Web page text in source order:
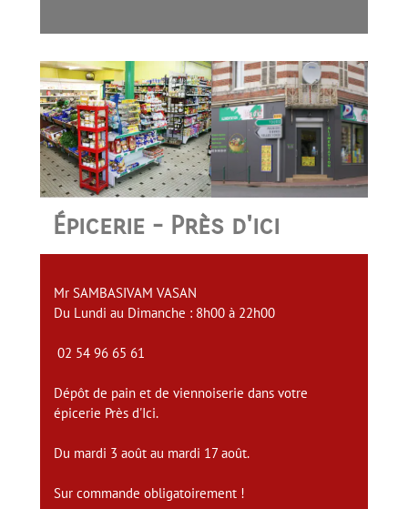
Épicerie - Près d'ici
Mr SAMBASIVAM VASAN
Du Lundi au Dimanche : 8h00 à 22h00
02 54 96 65 61
Dépôt de pain et de viennoiserie dans votre
épicerie Près d'Ici.
Du mardi 3 août au mardi 17 août.
Sur commande obligatoirement !